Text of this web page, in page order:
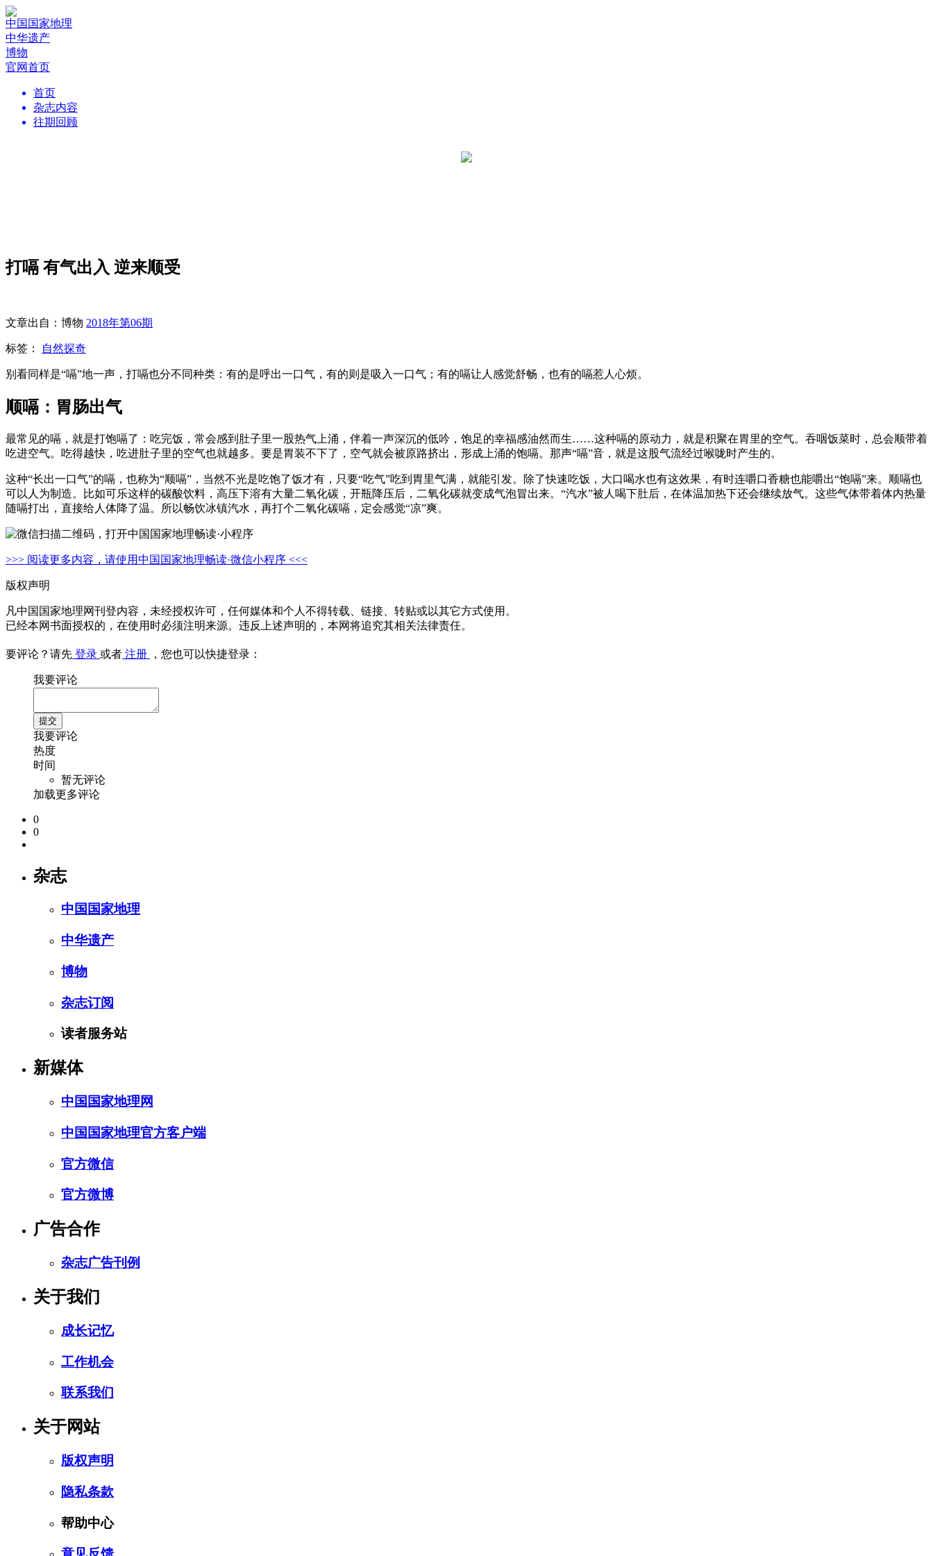
中国国家地理
中华遗产
博物
官网首页
首页
杂志内容
往期回顾
打嗝 有气出入 逆来顺受
文章出自：博物 2018年第06期
标签： 自然探奇
别看同样是“嗝”地一声，打嗝也分不同种类：有的是呼出一口气，有的则是吸入一口气；有的嗝让人感觉舒畅，也有的嗝惹人心烦。
顺嗝：胃肠出气
最常见的嗝，就是打饱嗝了：吃完饭，常会感到肚子里一股热气上涌，伴着一声深沉的低吟，饱足的幸福感油然而生……这种嗝的原动力，就是积聚在胃里的空气。吞咽饭菜时，总会顺带着
吃进空气。吃得越快，吃进肚子里的空气也就越多。要是胃装不下了，空气就会被原路挤出，形成上涌的饱嗝。那声“嗝”音，就是这股气流经过喉咙时产生的。
这种“长出一口气”的嗝，也称为“顺嗝”，当然不光是吃饱了饭才有，只要“吃气”吃到胃里气满，就能引发。除了快速吃饭，大口喝水也有这效果，有时连嚼口香糖也能嚼出“饱嗝”来。顺嗝也
可以人为制造。比如可乐这样的碳酸饮料，高压下溶有大量二氧化碳，开瓶降压后，二氧化碳就变成气泡冒出来。“汽水”被人喝下肚后，在体温加热下还会继续放气。这些气体带着体内热量
随嗝打出，直接给人体降了温。所以畅饮冰镇汽水，再打个二氧化碳嗝，定会感觉“凉”爽。
>>> 阅读更多内容，请使用中国国家地理畅读·微信小程序 <<<
版权声明
凡中国国家地理网刊登内容，未经授权许可，任何媒体和个人不得转载、链接、转贴或以其它方式使用。
已经本网书面授权的，在使用时必须注明来源。违反上述声明的，本网将追究其相关法律责任。
要评论？请先 登录 或者 注册 ，您也可以快捷登录：
我要评论
我要评论
热度
时间
暂无评论
加载更多评论
0
0
杂志
中国国家地理
中华遗产
博物
杂志订阅
读者服务站
新媒体
中国国家地理网
中国国家地理官方客户端
官方微信
官方微博
广告合作
杂志广告刊例
关于我们
成长记忆
工作机会
联系我们
关于网站
版权声明
隐私条款
帮助中心